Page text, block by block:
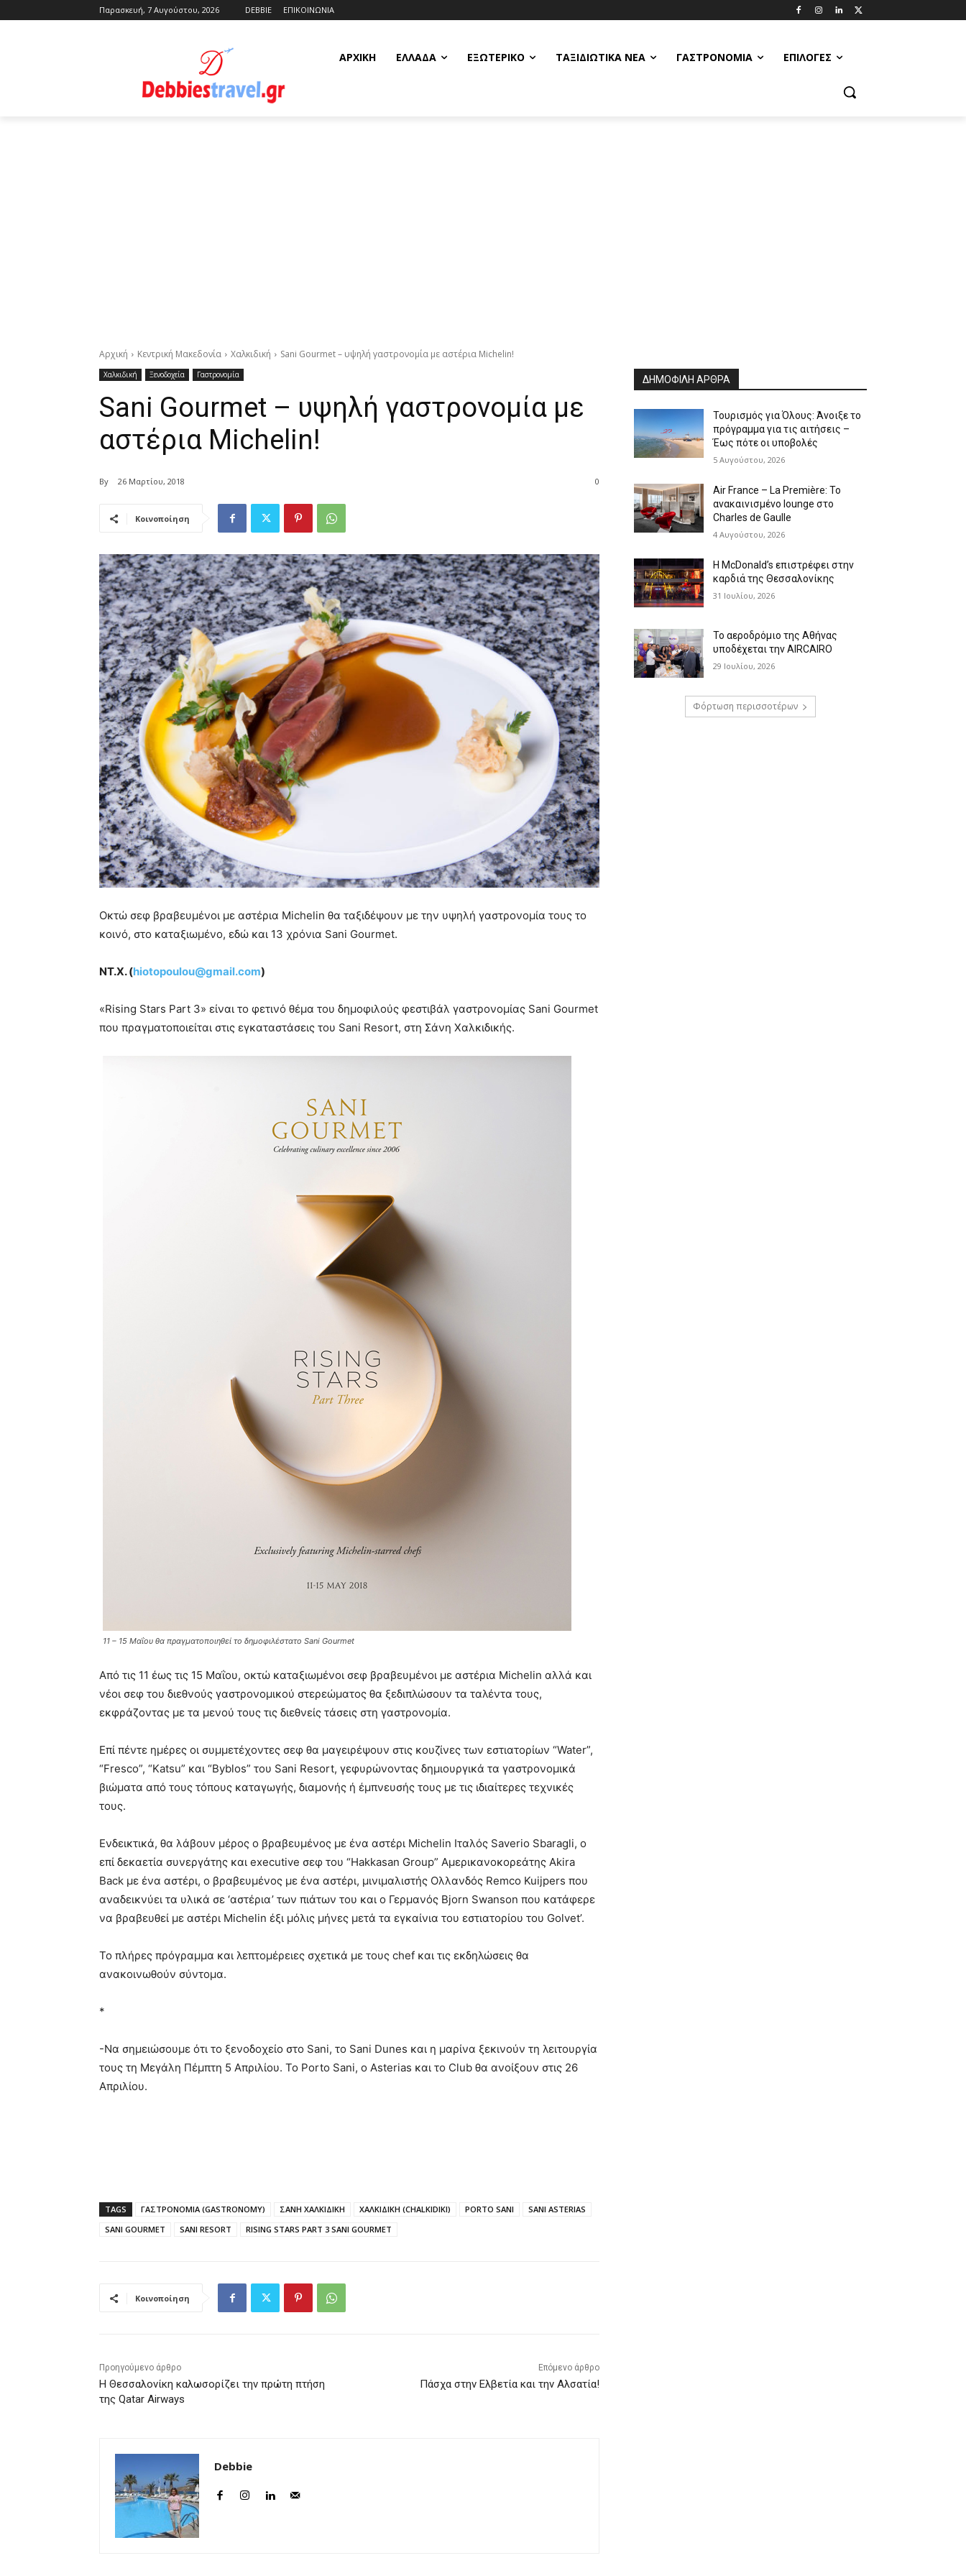
Παρασκευή, 7 Αυγούστου, 2026 DEBBIE ΕΠΙΚΟΙΝΩΝΙΑ
ΑΡΧΙΚΗ ΕΛΛΆΔΑ ΕΞΩΤΕΡΙΚΌ ΤΑΞΙΔΙΩΤΙΚΆ ΝΈΑ ΓΑΣΤΡΟΝΟΜΊΑ ΕΠΙΛΟΓΈΣ
Αρχική Κεντρική Μακεδονία Χαλκιδική Sani Gourmet – υψηλή γαστρονομία με αστέρια Michelin!
Χαλκιδική Ξενοδοχεία Γαστρονομία
Sani Gourmet – υψηλή γαστρονομία με
αστέρια Michelin!
By 26 Μαρτίου, 2018 0
Κοινοποίηση
Οκτώ σεφ βραβευμένοι με αστέρια Michelin θα ταξιδέψουν με την υψηλή γαστρονομία τους το
κοινό, στο καταξιωμένο, εδώ και 13 χρόνια Sani Gourmet.
ΝΤ.Χ. (hiotopoulou@gmail.com)
«Rising Stars Part 3» είναι το φετινό θέμα του δημοφιλούς φεστιβάλ γαστρονομίας Sani Gourmet
που πραγματοποιείται στις εγκαταστάσεις του Sani Resort, στη Σάνη Χαλκιδικής.
11 – 15 Μαΐου θα πραγματοποιηθεί το δημοφιλέστατο Sani Gourmet
Από τις 11 έως τις 15 Μαΐου, οκτώ καταξιωμένοι σεφ βραβευμένοι με αστέρια Michelin αλλά και
νέοι σεφ του διεθνούς γαστρονομικού στερεώματος θα ξεδιπλώσουν τα ταλέντα τους,
εκφράζοντας με τα μενού τους τις διεθνείς τάσεις στη γαστρονομία.
Επί πέντε ημέρες οι συμμετέχοντες σεφ θα μαγειρέψουν στις κουζίνες των εστιατορίων “Water”,
“Fresco”, “Katsu” και “Byblos” του Sani Resort, γεφυρώνοντας δημιουργικά τα γαστρονομικά
βιώματα από τους τόπους καταγωγής, διαμονής ή έμπνευσής τους με τις ιδιαίτερες τεχνικές
τους.
Ενδεικτικά, θα λάβουν μέρος ο βραβευμένος με ένα αστέρι Michelin Ιταλός Saverio Sbaragli, ο
επί δεκαετία συνεργάτης και executive σεφ του “Hakkasan Group” Αμερικανοκορεάτης Akira
Back με ένα αστέρι, ο βραβευμένος με ένα αστέρι, μινιμαλιστής Ολλανδός Remco Kuijpers που
αναδεικνύει τα υλικά σε ‘αστέρια’ των πιάτων του και ο Γερμανός Bjorn Swanson που κατάφερε
να βραβευθεί με αστέρι Michelin έξι μόλις μήνες μετά τα εγκαίνια του εστιατορίου του Golvet’.
Το πλήρες πρόγραμμα και λεπτομέρειες σχετικά με τους chef και τις εκδηλώσεις θα
ανακοινωθούν σύντομα.
*
-Να σημειώσουμε ότι το ξενοδοχείο στο Sani, το Sani Dunes και η μαρίνα ξεκινούν τη λειτουργία
τους τη Μεγάλη Πέμπτη 5 Απριλίου. Το Porto Sani, o Asterias και το Club θα ανοίξουν στις 26
Απριλίου.
TAGS ΓΑΣΤΡΟΝΟΜΙΑ (GASTRONOMY) ΣΑΝΗ ΧΑΛΚΙΔΙΚΗ ΧΑΛΚΙΔΙΚΗ (CHALKIDIKI) PORTO SANI
SANI ASTERIAS
SANI GOURMET
SANI RESORT RISING STARS PART 3 SANI GOURMET
Κοινοποίηση
Προηγούμενο άρθρο
Η Θεσσαλονίκη καλωσορίζει την πρώτη πτήση
της Qatar Airways
Επόμενο άρθρο
Πάσχα στην Ελβετία και την Αλσατία!
Debbie
ΔΗΜΟΦΙΛΗ ΑΡΘΡΑ
Τουρισμός για Όλους: Άνοιξε το
πρόγραμμα για τις αιτήσεις –
Έως πότε οι υποβολές
5 Αυγούστου, 2026
Air France – La Première: Το
ανακαινισμένο lounge στο
Charles de Gaulle
4 Αυγούστου, 2026
Η McDonald’s επιστρέφει στην
καρδιά της Θεσσαλονίκης
31 Ιουλίου, 2026
Το αεροδρόμιο της Αθήνας
υποδέχεται την AIRCAIRO
29 Ιουλίου, 2026
Φόρτωση περισσοτέρων